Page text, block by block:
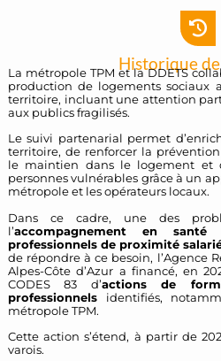
Historique
La métropole TPM et la DDETS
production de logements sociaux
territoire, incluant une attention
aux publics fragilisés.
Le suivi partenarial permet
territoire, de renforcer la
le maintien dans le logement et
personnes vulnérables grâce à un
métropole et les opérateurs locaux.
Dans ce cadre, une des
l’accompagnement en
professionnels de proximité
de répondre à ce besoin, l’Agence
Alpes-Côte d’Azur a financé, en
CODES 83 d’actions de
professionnelsidentifiés,
métropole TPM.
Cette action s’étend, à partir de
varois.